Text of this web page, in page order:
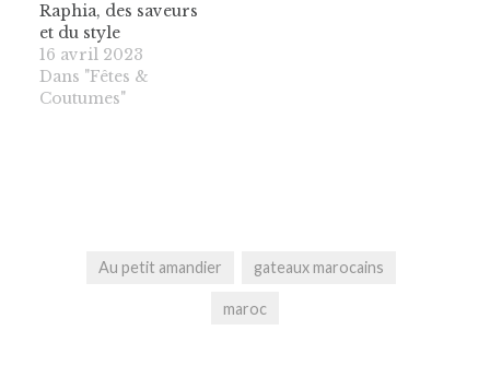
Raphia, des saveurs
et du style
16 avril 2023
Dans "Fêtes &
Coutumes"
Au petit amandier gateaux marocains
maroc